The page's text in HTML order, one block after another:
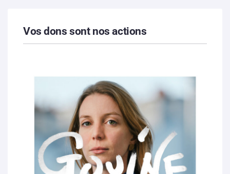
Vos dons sont nos actions